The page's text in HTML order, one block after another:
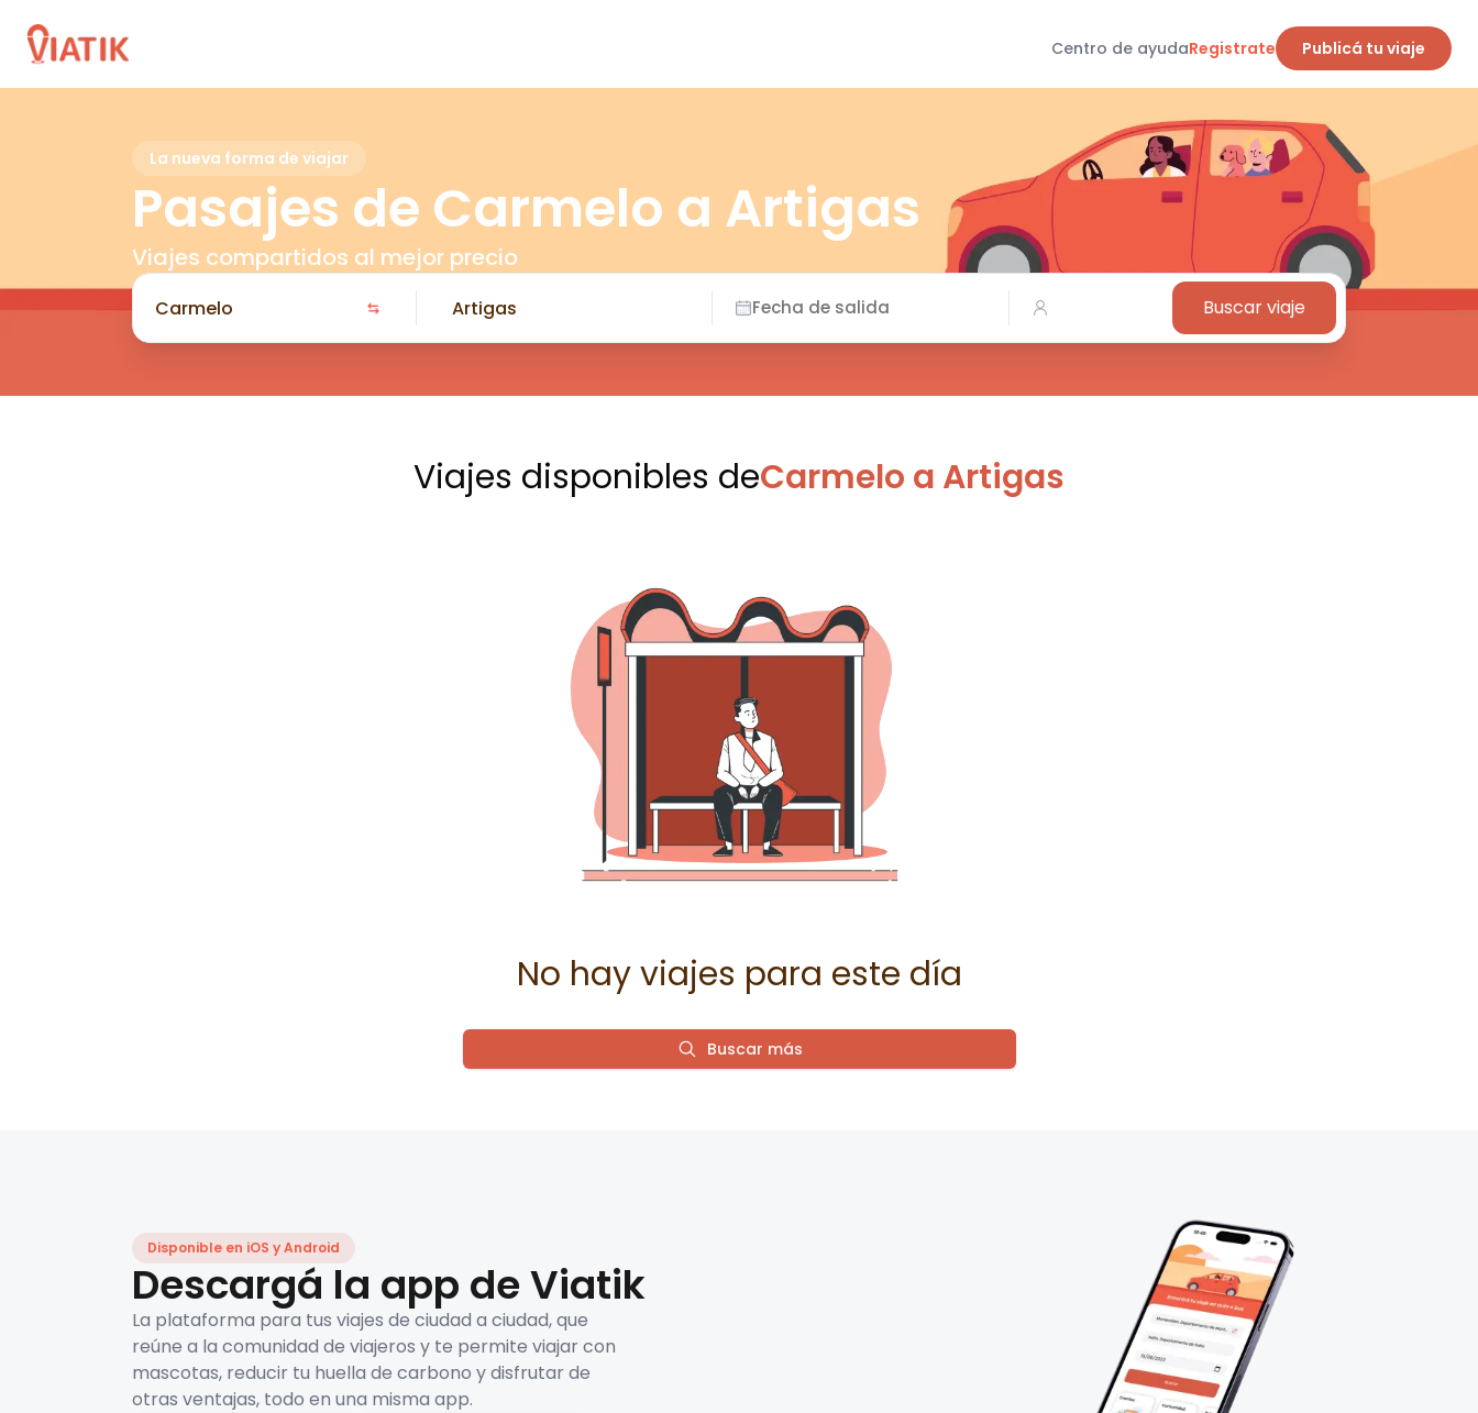
Centro de ayudaRegistrate Publicá tu viaje
La nueva forma de viajar
Pasajes de Carmelo a Artigas
Viajes compartidos al mejor precio
Fecha de salida Buscar viaje
Viajes disponibles deCarmelo a Artigas
No hay viajes para este día
Buscar más
Disponible en iOS y Android
Descargá la app de Viatik
La plataforma para tus viajes de ciudad a ciudad, que
reúne a la comunidad de viajeros y te permite viajar con
mascotas, reducir tu huella de carbono y disfrutar de
otras ventajas, todo en una misma app.